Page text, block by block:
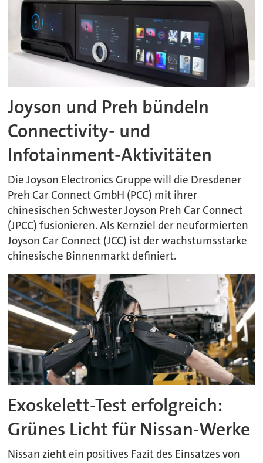
Joyson und Preh bündeln
Connectivity- und
Infotainment-Aktivitäten
Die Joyson Electronics Gruppe will die Dresdener
Preh Car Connect GmbH (PCC) mit ihrer
chinesischen Schwester Joyson Preh Car Connect
(JPCC) fusionieren. Als Kernziel der neuformierten
Joyson Car Connect (JCC) ist der wachstumsstarke
chinesische Binnenmarkt definiert.
Exoskelett-Test erfolgreich:
Grünes Licht für Nissan-Werke
Nissan zieht ein positives Fazit des Einsatzes von